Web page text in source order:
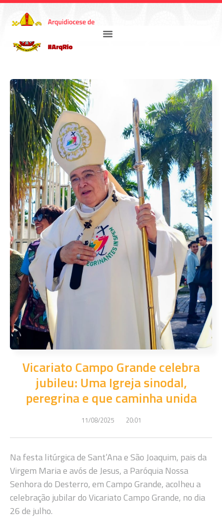
Vicariato Campo Grande celebra
jubileu: Uma Igreja sinodal,
peregrina e que caminha unida
11/08/2025 20:01
Na festa litúrgica de Sant’Ana e São Joaquim, pais da
Virgem Maria e avós de Jesus, a Paróquia Nossa
Senhora do Desterro, em Campo Grande, acolheu a
celebração jubilar do Vicariato Campo Grande, no dia
26 de julho.